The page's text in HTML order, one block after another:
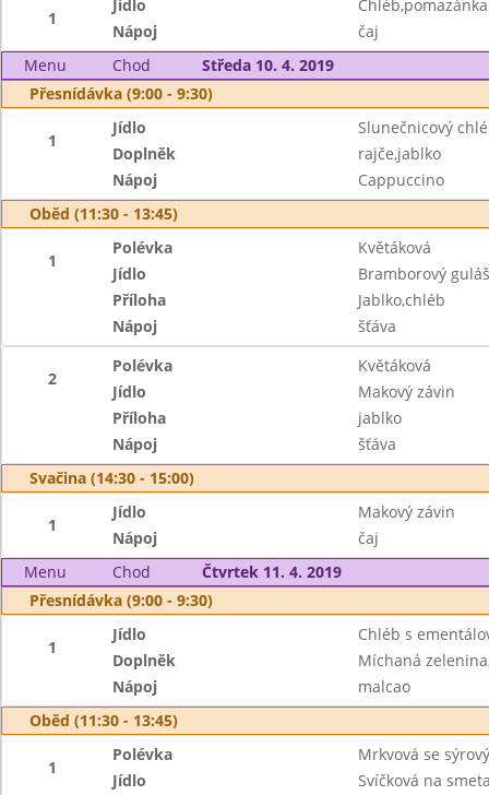
1
Jídlo
Nápoj
čaj
Menu
Chod
Středa 10. 4. 2019
Přesnídávka (9:00 - 9:30)
1
Jídlo
Slunečnicový
Doplněk
rajče,jablko
Nápoj
Cappuccino
Oběd (11:30 - 13:45)
1
Polévka
Květáková
Jídlo
Bramborový
Příloha
Jablko,chléb
Nápoj
šťáva
2
Polévka
Květáková
Jídlo
Makový závin
Příloha
jablko
Nápoj
šťáva
Svačina (14:30 - 15:00)
1
Jídlo
Makový závin
Nápoj
čaj
Menu
Chod
Čtvrtek 11. 4. 2019
Přesnídávka (9:00 - 9:30)
1
Jídlo
Chléb s
Doplněk
Míchaná
Nápoj
malcao
Oběd (11:30 - 13:45)
1
Polévka
Mrkvová se
Jídlo
Svíčková na